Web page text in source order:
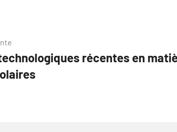
récentes en